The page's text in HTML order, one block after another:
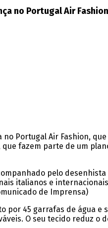
no Portugal Air
no Portugal Air Fashion,
fazem parte de um
pelo
italianos e
de Imprensa)
por 45 garrafas de água
O seu tecido reduz o